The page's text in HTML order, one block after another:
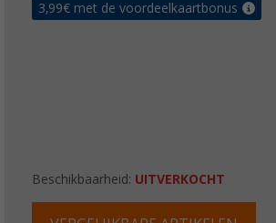
3,99€ met de voordeelkaartbonus
Beschikbaarheid: UITVERKOCHT